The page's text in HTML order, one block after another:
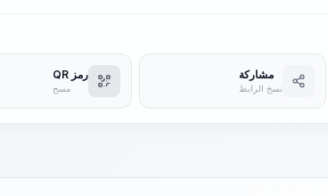
مشاركة
نسخ الرابط
رمز QR
مسح